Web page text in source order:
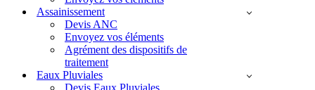
Assainissement
Devis ANC
Envoyez vos éléments
Agrément des dispositifs de
traitement
Eaux Pluviales
Devis Eaux Pluviales